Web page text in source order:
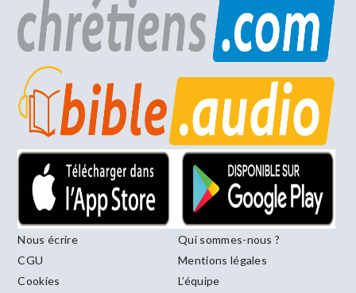
Nous écrire
Qui sommes-nous ?
CGU
Mentions légales
Cookies
L’équipe